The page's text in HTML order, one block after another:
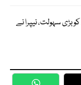
بڑی سہولت، نیپرا نے